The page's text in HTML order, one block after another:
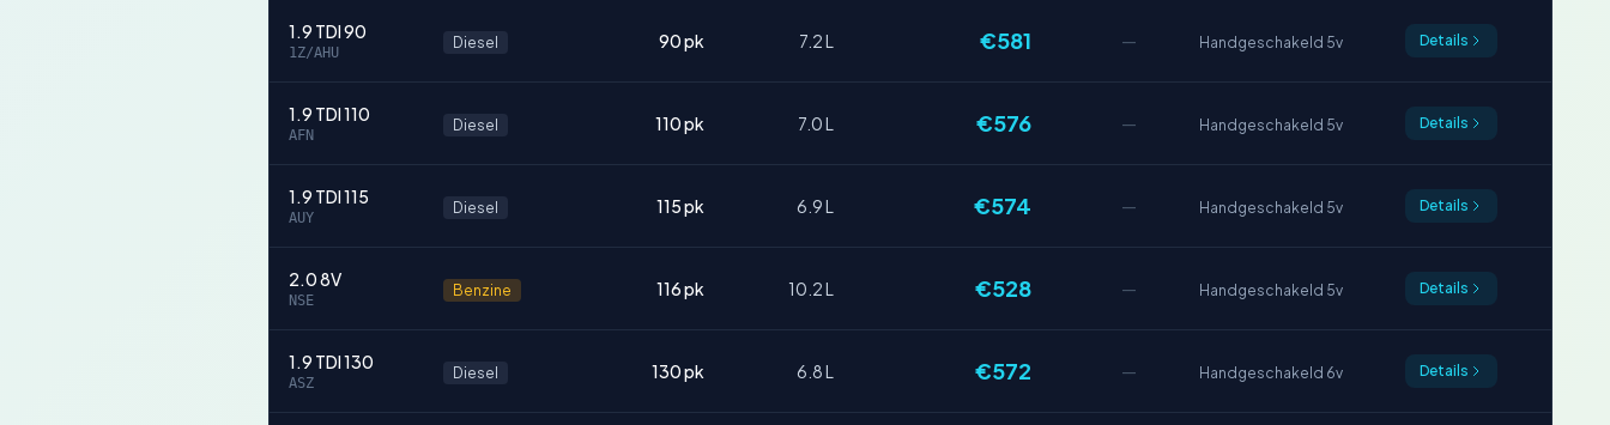
1.9 TDI 90
1Z/AHU
Diesel 90 pk 7.2 L €581 — Handgeschakeld 5v Details
1.9 TDI 110
AFN
Diesel 110 pk 7.0 L €576 — Handgeschakeld 5v Details
1.9 TDI 115
AUY
Diesel 115 pk 6.9 L €574 — Handgeschakeld 5v Details
2.0 8V
NSE
Benzine 116 pk 10.2 L €528 — Handgeschakeld 5v Details
1.9 TDI 130
ASZ
Diesel 130 pk 6.8 L €572 — Handgeschakeld 6v Details